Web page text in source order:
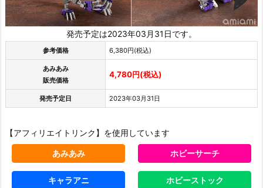
発売予定は2023年03月31日です。
参考価格 6,380円(税込)
あみあみ
販売価格
4,780円(税込)
発売予定日 2023年03月31日
【アフィリエイトリンク】を使用しています
あみあみ ホビーサーチ
キャラアニ ホビーストック